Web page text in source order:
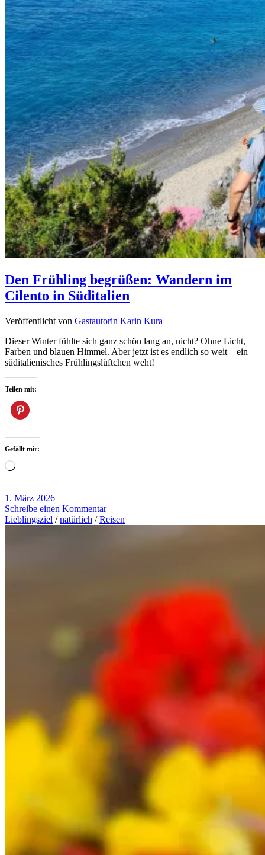
Den Frühling begrüßen: Wandern im
Cilento in Süditalien
Veröffentlicht von Gastautorin Karin Kura
Dieser Winter fühlte sich ganz schön lang an, nicht? Ohne Licht,
Farben und blauen Himmel. Aber jetzt ist es endlich so weit – ein
süditalienisches Frühlingslüftchen weht!
Teilen mit:
Gefällt mir:
Wird
1. März 2026
Schreibe einen Kommentar
Lieblingsziel /natürlich /Reisen